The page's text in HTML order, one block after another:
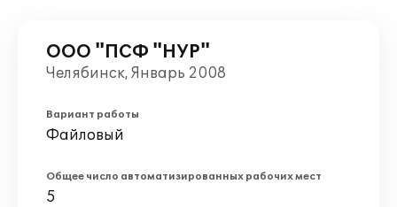
ООО "ПСФ "НУР"
Челябинск, Январь 2008
Вариант работы
Файловый
Общее число автоматизированных рабочих мест
5